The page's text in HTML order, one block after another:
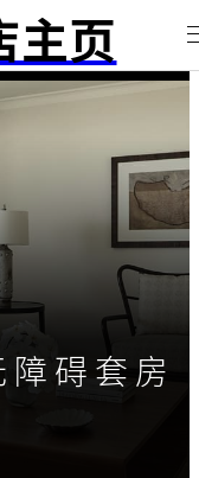
主页
碍套房